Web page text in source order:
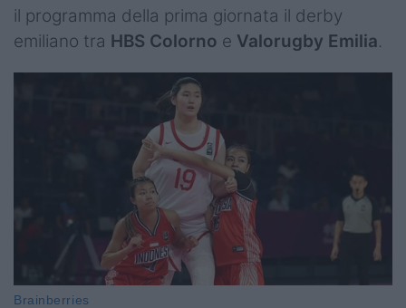
il programma della prima giornata il derby
emiliano tra HBS Colorno e Valorugby Emilia.